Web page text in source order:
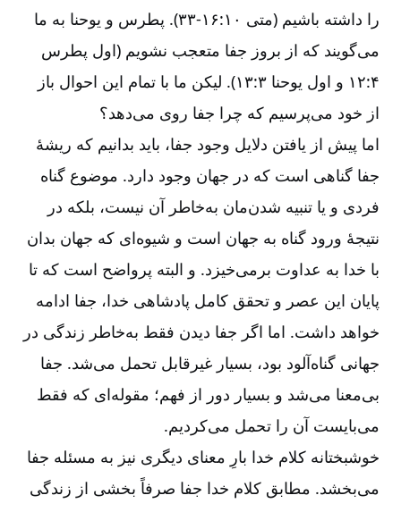
را داشته باشیم (متی ۱۰:‏۱۶-‏‏‏‏‏‏۳۳). پطرس و یوحنا به ما
می‌‌گویند که از بروز جفا متعجب نشویم (اول پطرس
۴:‏۱۲ و اول یوحنا ۳:‏۱۳). لیکن ما با تمام این احوال باز
از خود می‌‌پرسیم که چرا جفا روی ‌‌می‌‌دهد؟
اما پیش از یافتن دلایل وجود جفا، باید بدانیم که ریشۀ
جفا گناهی است که در جهان وجود دارد. موضوع گناه
فردی و یا تنبیه شدن‌‌مان به‌‌خاطر آن نیست، بلکه در
نتیجۀ ورود گناه به جهان است و شیوه‌‌ای که جهان بدان
با خدا به عداوت برمی‌‌خیزد. و البته پرواضح است که تا
پایان این عصر و تحقق کامل پادشاهی خدا، جفا ادامه
خواهد داشت. اما اگر جفا دیدن فقط به‌‌خاطر زندگی در
جهانی گناه‌‌آلود بود، بسیار غیرقابل تحمل می‌‌شد. جفا
بی‌‌معنا می‌‌شد و بسیار دور از فهم؛ مقوله‌‌ای که فقط
می‌‌بایست آن را تحمل می‌‌کردیم.
خوشبختانه کلام خدا بارِ معنای دیگری نیز به مسئله جفا
می‌‌بخشد. مطابق کلام خدا جفا صرفاً بخشی از زندگی